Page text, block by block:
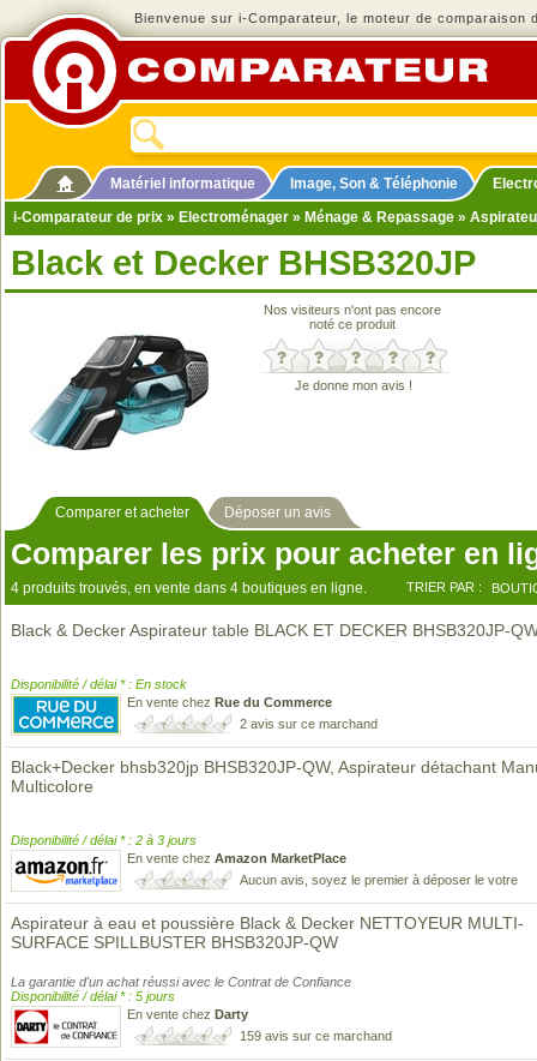
Bienvenue sur i-Comparateur, le moteur de comparaison
Matériel informatique Image, Son & Téléphonie
i-Comparateur de prix » Electroménager » Ménage & Repassage »
Black et Decker BHSB320JP
Nos visiteurs n'ont pas encore
noté ce produit
Je donne mon avis !
Comparer et acheter Déposer un avis
Comparer les prix pour acheter en
4 produits trouvés, en vente dans 4 boutiques en ligne. TRIER PAR :
Black & Decker Aspirateur table BLACK ET DECKER BHSB320JP-
Disponibilité / délai * : En stock
En vente chez Rue du Commerce
2 avis sur ce marchand
Black+Decker bhsb320jp BHSB320JP-QW, Aspirateur détachant
Multicolore
Disponibilité / délai * : 2 à 3 jours
En vente chez Amazon MarketPlace
Aucun avis, soyez le premier à déposer le votre
Aspirateur à eau et poussière Black & Decker NETTOYEUR MULTI-
SURFACE SPILLBUSTER BHSB320JP-QW
La garantie d'un achat réussi avec le Contrat de Confiance
Disponibilité / délai * : 5 jours
En vente chez Darty
159 avis sur ce marchand